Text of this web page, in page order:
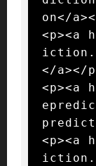
on</
<p><a
</a></
<p><a
<p><a